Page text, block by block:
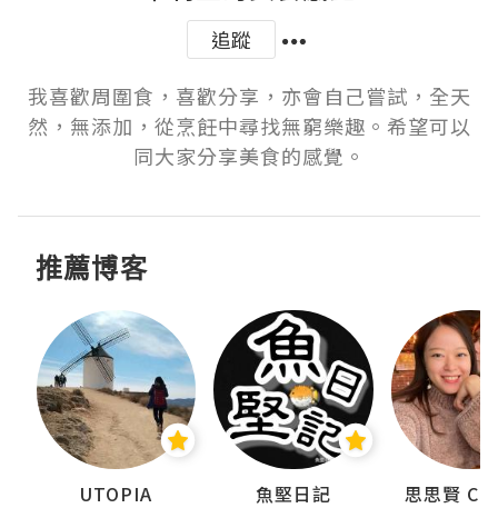
追蹤
我喜歡周圍食，喜歡分享，亦會自己嘗試，全天
然，無添加，從烹飪中尋找無窮樂趣。希望可以
同大家分享美食的感覺。
推薦博客
UTOPIA 魚堅日記